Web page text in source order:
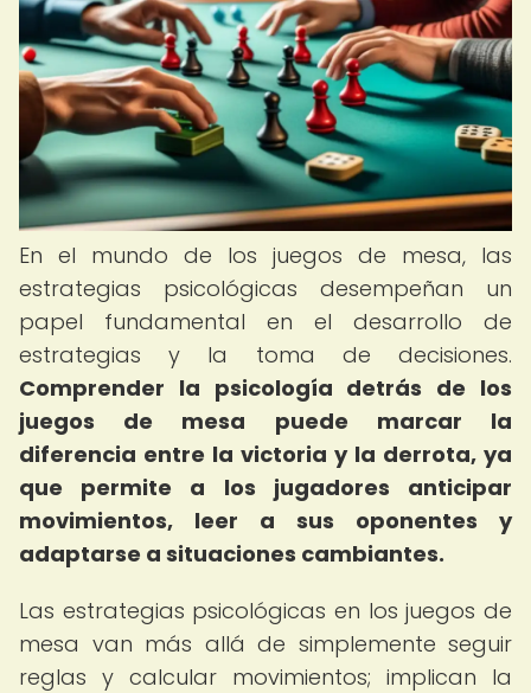
En el mundo de los juegos de mesa, las
estrategias psicológicas desempeñan un
papel fundamental en el desarrollo de
estrategias y la toma de decisiones.
Comprender la psicología detrás de los
juegos de mesa puede marcar la
diferencia entre la victoria y la derrota, ya
que permite a los jugadores anticipar
movimientos, leer a sus oponentes y
adaptarse a situaciones cambiantes.
Las estrategias psicológicas en los juegos de
mesa van más allá de simplemente seguir
reglas y calcular movimientos; implican la